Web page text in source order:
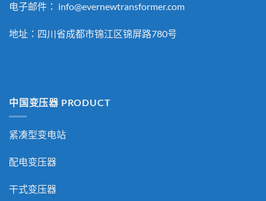
电子邮件： info@evernewtransformer.com
地址：四川省成都市锦江区锦屏路780号
中国变压器 PRODUCT
紧凑型变电站
配电变压器
干式变压器